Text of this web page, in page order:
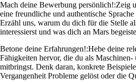
Mach deine Bewerbung persönlich!:Zeig
eine freundliche und authentische
Erzähl uns, warum du dich für die Stelle
interessierst und was dich an Mars
Betone deine Erfahrungen!:Hebe deine
Fähigkeiten hervor, die du als
mitbringst. Denk daran, konkrete
Vergangenheit Probleme gelöst oder die